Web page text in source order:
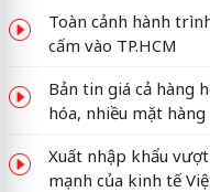
Toàn cảnh hành
cấm vào TP.HCM
Bản tin giá cả hàng
hóa, nhiều mặt hàng
Xuất nhập khẩu
mạnh của kinh tế